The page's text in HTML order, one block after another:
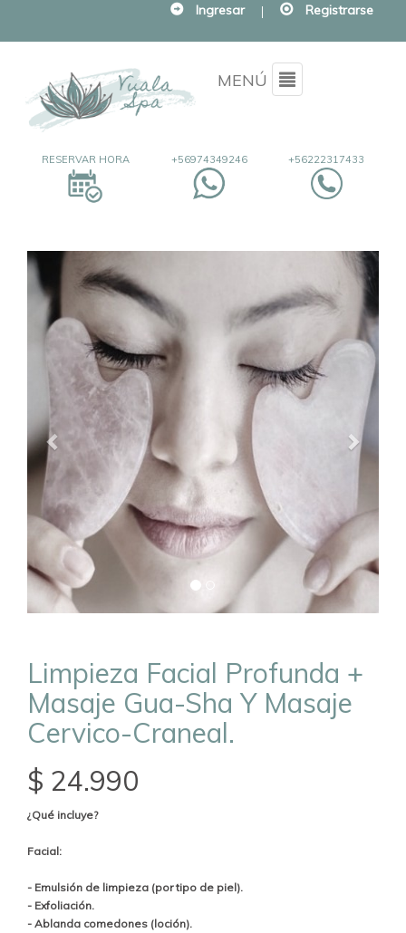
Ingresar | Registrarse
MENÚ Menu
+56222317433
+56974349246
RESERVAR HORA
Limpieza Facial Profunda +
Masaje Gua-Sha Y Masaje
Cervico-Craneal.
$ 24.990
¿Qué incluye?
Facial:
- Emulsión de limpieza (por tipo de piel).
- Exfoliación.
- Ablanda comedones (loción).